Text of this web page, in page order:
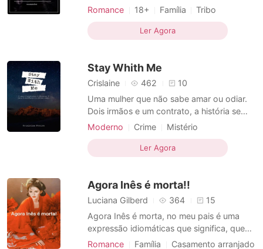
além do que as mulheres submissas e sem
Despertando o interesse do conselheiro do
líder Kasenkino, Ahua, ela foi oferecida em
homem com idade para ser seu a
Romance 18+ Família
Tribo
Casamento arranjado
Amor forçado
Fofinhos
Heroína Encantadora
Ler Agora
Stay Whith Me
Crislaine 462
10
Uma mulher que não sabe amar ou odiar.
Dois irmãos e um contrato, a história se
repete. Ódio, amor e vingança... Elisa por
conhece toda família Turgueniev e com
isso faz com que a sua própria história de
Moderno Crime
Mistério
Casamento arranjado
Triangulo amoroso
Heroína
Máfia
Ler Agora
Agora Inês é morta!!
Luciana Gilberd 364
15
Agora Inês é morta, no meu pais é uma
expressão idiomáticas que significa, que
não tem tem volta, o fez esta feito, o que
Romance Família
Casamento arranjado